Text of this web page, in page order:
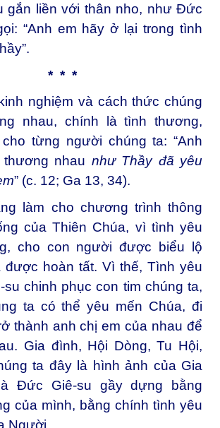
gắn liền với thân nho, như Đức
“Anh em hãy ở lại trong tình
* * *
nghiệm và cách thức chúng
nhau, chính là tình thương,
từng người chúng ta: “Anh
nhau như Thầy đã yêu
” (c. 12; Ga 13, 34).
làm cho chương trình thông
của Thiên Chúa, vì tình yêu
cho con người được biểu lộ
được hoàn tất. Vì thế, Tình yêu
chinh phục con tim chúng ta,
ta có thể yêu mến Chúa, đi
thành anh chị em của nhau để
Gia đình, Hội Dòng, Tu Hội,
ta đây là hình ảnh của Gia
Đức Giê-su gầy dựng bằng
của mình, bằng chính tình yêu
Người.